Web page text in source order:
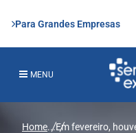
Para Grandes Empresas
MENU
Home...Em fevereiro,